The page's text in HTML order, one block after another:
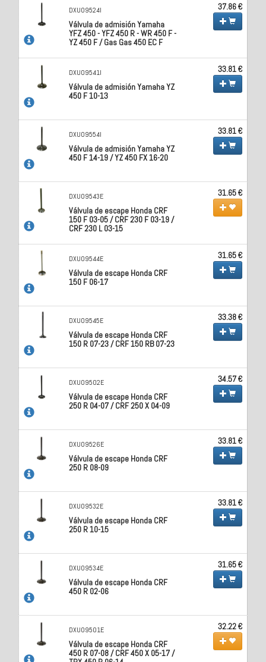
DXU09524I
Válvula de admisión Yamaha
YFZ 450 - YFZ 450 R - WR 450 F -
YZ 450 F / Gas Gas 450 EC F
37.86 €
DXU09541I
Válvula de admisión Yamaha YZ
450 F 10-13
33.81 €
DXU09554I
Válvula de admisión Yamaha YZ
450 F 14-19 / YZ 450 FX 16-20
33.81 €
DXU09543E
Válvula de escape Honda CRF
150 F 03-05 / CRF 230 F 03-19 /
CRF 230 L 03-15
31.65 €
DXU09544E
Válvula de escape Honda CRF
150 F 06-17
31.65 €
DXU09545E
Válvula de escape Honda CRF
150 R 07-23 / CRF 150 RB 07-23
33.38 €
DXU09502E
Válvula de escape Honda CRF
250 R 04-07 / CRF 250 X 04-09
34.57 €
DXU09526E
Válvula de escape Honda CRF
250 R 08-09
33.81 €
DXU09532E
Válvula de escape Honda CRF
250 R 10-15
33.81 €
DXU09534E
Válvula de escape Honda CRF
450 R 02-06
31.65 €
DXU09501E
Válvula de escape Honda CRF
450 R 07-08 / CRF 450 X 05-17 /
32.22 €